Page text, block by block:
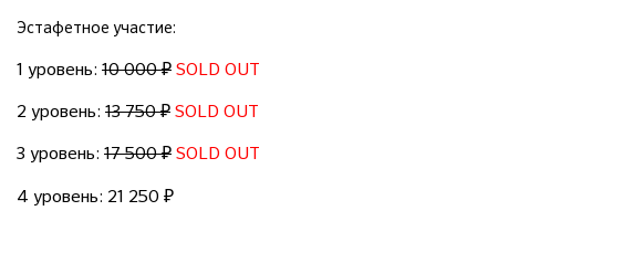
Эстафетное участие:
1 уровень: 10 000 ₽SOLD OUT
2 уровень: 13 750 ₽SOLD OUT
3 уровень: 17 500 ₽SOLD OUT
4 уровень: 21 250 ₽